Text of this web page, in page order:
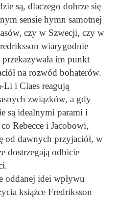
są, dlaczego dobrze się
sensie hymn samotnej
czy w Szwecji, czy w
wiarygodnie
im punkt
na rozwód bohaterów.
Li i Claes reagują
związków, a gdy
są idealnymi parami i
Rebecce i Jacobowi,
od dawnych przyjaciół, w
dostrzegają odbicie
oddanej idei wpływu
książce Fredriksson